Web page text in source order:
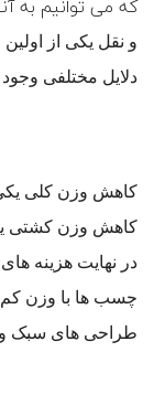
که می توانیم به
و نقل یکی از
دلایل مختلفی وجود
کاهش وزن کلی
کاهش وزن کشتی
در نهایت هزینه
چسب ها با وزن کم
طراحی های سبک